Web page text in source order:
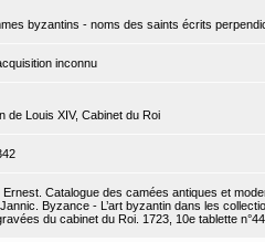
byzantins - noms des saints écrits
inconnu
de Louis XIV, Cabinet du Roi
Ernest. Catalogue des camées antiques et
Byzance - L’art byzantin dans les
du cabinet du Roi. 1723, 10e tablette